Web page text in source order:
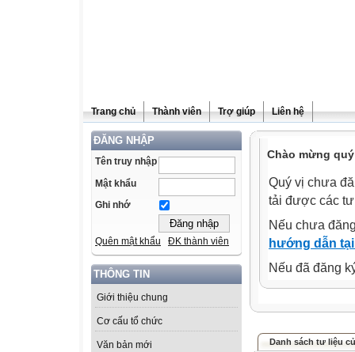
Trang chủ Thành viên Trợ giúp Liên hệ
ĐĂNG NHẬP
Tên truy nhập
Mật khẩu
Ghi nhớ
Quên mật khẩu ĐK thành viên
THÔNG TIN
Giới thiệu chung
Cơ cấu tổ chức
Văn bản mới
Chào mừng
Quý vị chưa
tải được các
Nếu chưa
hướng dẫn
Nếu đã đăng
Danh sách tư liệu